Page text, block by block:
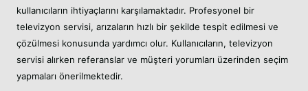
kullanıcıların ihtiyaçlarını karşılamaktadır. Profesyonel bir
televizyon servisi, arızaların hızlı bir şekilde tespit edilmesi ve
çözülmesi konusunda yardımcı olur. Kullanıcıların, televizyon
servisi alırken referanslar ve müşteri yorumları üzerinden seçim
yapmaları önerilmektedir.